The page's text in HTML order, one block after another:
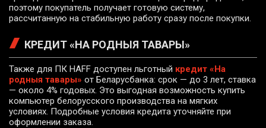
поэтому покупатель получает готовую систему,
рассчитанную на стабильную работу сразу после покупки.
КРЕДИТ «НА РОДНЫЯ ТАВАРЫ»
Также для ПК HAFF доступен льготный кредит «На
родныя тавары» от Беларусбанка: срок — до 3 лет, ставка
— около 4% годовых. Это выгодная возможность купить
компьютер белорусского производства на мягких
условиях. Подробные условия кредита уточняйте при
оформлении заказа.